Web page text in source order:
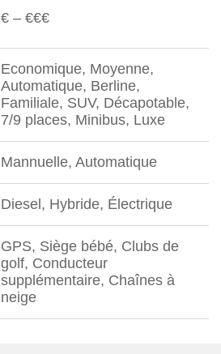
€ – €€€
Economique, Moyenne,
Automatique, Berline,
Familiale, SUV, Décapotable,
7/9 places, Minibus, Luxe
Mannuelle, Automatique
Diesel, Hybride, Électrique
GPS, Siège bébé, Clubs de
golf, Conducteur
supplémentaire, Chaînes à
neige